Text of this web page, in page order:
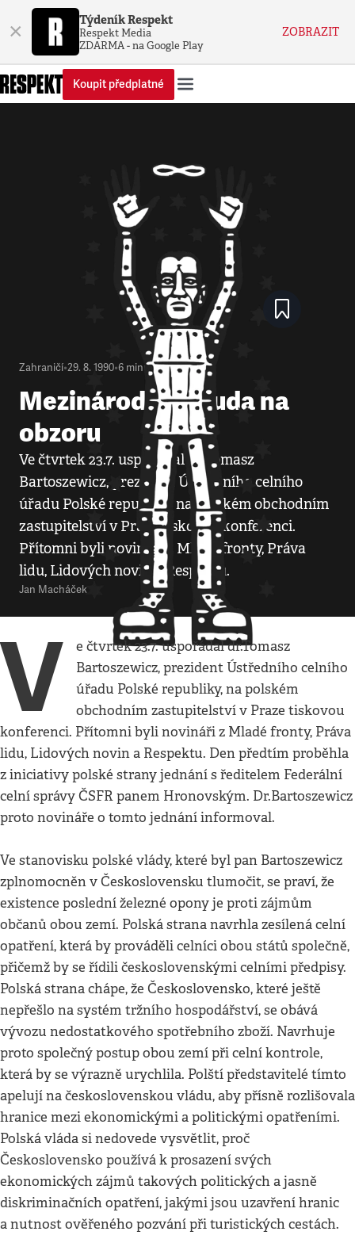
× Týdeník Respekt
Respekt Media
ZDARMA - na Google Play
ZOBRAZIT
Koupit předplatné
Zahraničí•29. 8. 1990•6 minut
Mezinárodní ostuda na
obzoru
Ve čtvrtek 23.7. uspořádal dr.Tomasz
Bartoszewicz, prezident Ústředního celního
úřadu Polské republiky, na polském obchodním
zastupitelství v Praze tiskovou konferenci.
Přítomni byli novináři z Mladé fronty, Práva
lidu, Lidových novin a Respektu.
Jan Macháček
V
e čtvrtek 23.7. uspořádal dr.Tomasz
Bartoszewicz, prezident Ústředního celního
úřadu Polské republiky, na polském
obchodním zastupitelství v Praze tiskovou
konferenci. Přítomni byli novináři z Mladé fronty, Práva
lidu, Lidových novin a Respektu. Den předtím proběhla
z iniciativy polské strany jednání s ředitelem Federální
celní správy ČSFR panem Hronovským. Dr.Bartoszewicz
proto novináře o tomto jednání informoval.
Ve stanovisku polské vlády, které byl pan Bartoszewicz
zplnomocněn v Československu tlumočit, se praví, že
existence poslední železné opony je proti zájmům
občanů obou zemí. Polská strana navrhla zesílená celní
opatření, která by prováděli celníci obou států společně,
přičemž by se řídili československými celními předpisy.
Polská strana chápe, že Československo, které ještě
nepřešlo na systém tržního hospodářství, se obává
vývozu nedostatkového spotřebního zboží. Navrhuje
proto společný postup obou zemí při celní kontrole,
která by se výrazně urychlila. Polští představitelé tímto
apelují na československou vládu, aby přísně rozlišovala
hranice mezi ekonomickými a politickými opatřeními.
Polská vláda si nedovede vysvětlit, proč
Československo používá k prosazení svých
ekonomických zájmů takových politických a jasně
diskriminačních opatření, jakými jsou uzavření hranic
a nutnost ověřeného pozvání při turistických cestách.